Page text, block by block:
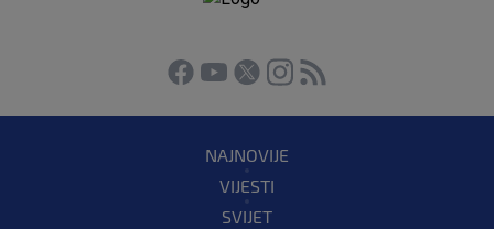
NAJNOVIJE
VIJESTI
SVIJET